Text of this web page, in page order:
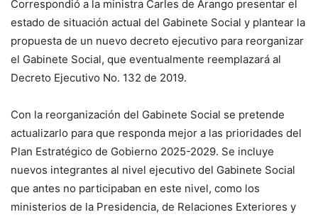
Correspondió a la ministra Carles de Arango presentar el
estado de situación actual del Gabinete Social y plantear la
propuesta de un nuevo decreto ejecutivo para reorganizar
el Gabinete Social, que eventualmente reemplazará al
Decreto Ejecutivo No. 132 de 2019.
Con la reorganización del Gabinete Social se pretende
actualizarlo para que responda mejor a las prioridades del
Plan Estratégico de Gobierno 2025-2029. Se incluye
nuevos integrantes al nivel ejecutivo del Gabinete Social
que antes no participaban en este nivel, como los
ministerios de la Presidencia, de Relaciones Exteriores y